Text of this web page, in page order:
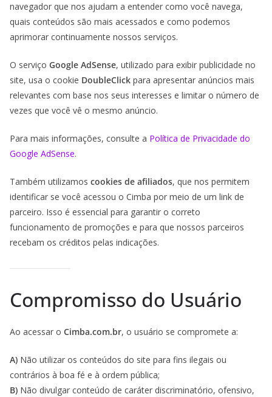
navegador que nos ajudam a entender como você navega,
quais conteúdos são mais acessados e como podemos
aprimorar continuamente nossos serviços.
O serviço Google AdSense, utilizado para exibir publicidade no
site, usa o cookie DoubleClick para apresentar anúncios mais
relevantes com base nos seus interesses e limitar o número de
vezes que você vê o mesmo anúncio.
Para mais informações, consulte a Política de Privacidade do
Google AdSense.
Também utilizamos cookies de afiliados, que nos permitem
identificar se você acessou o Cimba por meio de um link de
parceiro. Isso é essencial para garantir o correto
funcionamento de promoções e para que nossos parceiros
recebam os créditos pelas indicações.
Compromisso do Usuário
Ao acessar o Cimba.com.br, o usuário se compromete a:
A) Não utilizar os conteúdos do site para fins ilegais ou
contrários à boa fé e à ordem pública;
B) Não divulgar conteúdo de caráter discriminatório, ofensivo,